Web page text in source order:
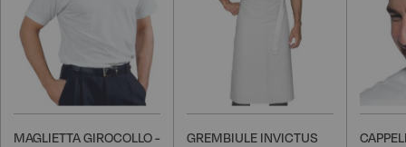
MAGLIETTA GIROCOLLO -
GREMBIULE INVICTUS